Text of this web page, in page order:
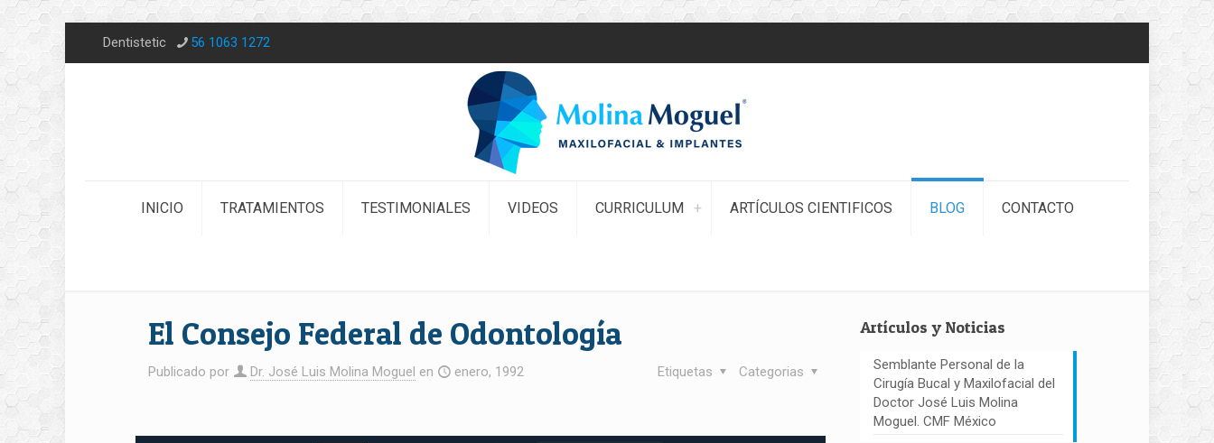
Dentistetic 56 1063 1272
INICIO TRATAMIENTOS TESTIMONIALES VIDEOS CURRICULUM ARTÍCULOS CIENTIFICOS BLOG CONTACTO
El Consejo Federal de Odontología
Publicado por Dr. José Luis Molina Moguel en enero, 1992 Categorias
Etiquetas
Artículos y Noticias
Semblante Personal de la
Cirugía Bucal y Maxilofacial del
Doctor José Luis Molina
Moguel. CMF México